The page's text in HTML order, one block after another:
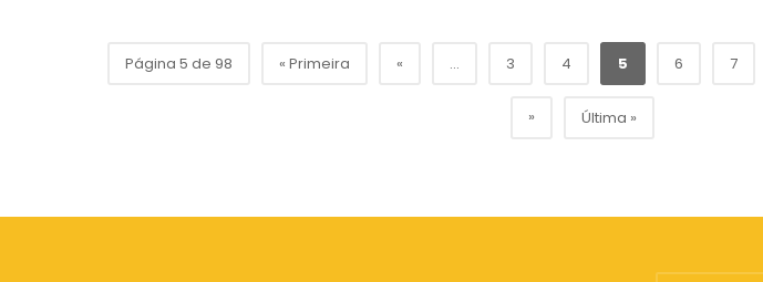
Página 5 de 98 « Primeira « ... 3 4 5 6 7
» Última »